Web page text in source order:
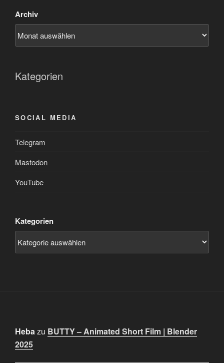
Archiv
Kategorien
SOCIAL MEDIA
Telegram
Mastodon
YouTube
Kategorien
Hebazu BUTTY – Animated Short Film | Blender
2025